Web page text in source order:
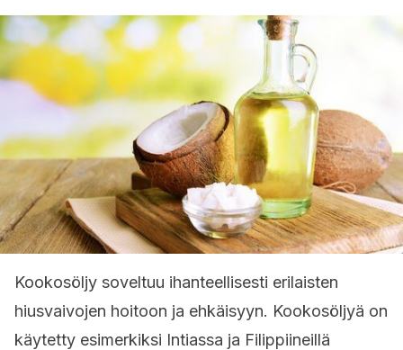
Kookosöljy soveltuu ihanteellisesti erilaisten
hiusvaivojen hoitoon ja ehkäisyyn. Kookosöljyä on
käytetty esimerkiksi Intiassa ja Filippiineillä